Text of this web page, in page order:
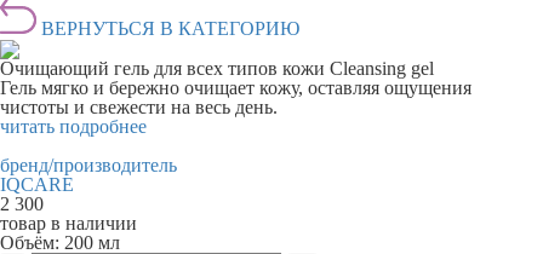
ВЕРНУТЬСЯ В КАТЕГОРИЮ
Очищающий гель для всех типов кожи Cleansing gel
Гель мягко и бережно очищает кожу, оставляя ощущения
чистоты и свежести на весь день.
читать подробнее
бренд/производитель
IQCARE
2 300
товар в наличии
Объём: 200 мл